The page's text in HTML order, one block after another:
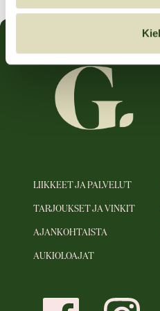
LIIKKEET JA PALVELUT
TARJOUKSET JA VINKIT
AJANKOHTAISTA
AUKIOLOAJAT